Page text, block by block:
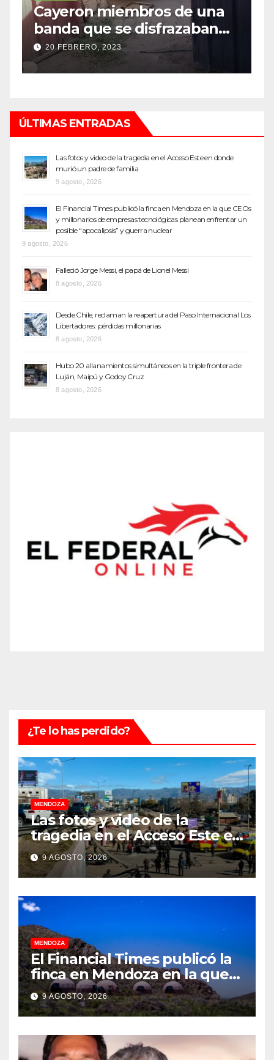
de una
disfrazaban
robar
Investigan un
robo millonario
top de Maipú
12 SEPTIEMBRE, 2022
ÚLTIMAS ENTRADAS
Las fotos y video de la tragedia en el Acceso Este en donde
murió un padre de familia
9 agosto, 2026
El Financial Times publicó la finca en Mendoza en la que CEOs
y millonarios de empresas tecnológicas planean enfrentar un
posible “apocalipsis” y guerra nuclear
9 agosto, 2026
Falleció Jorge Messi, el papá de Lionel Messi
8 agosto, 2026
Desde Chile, reclaman la reapertura del Paso Internacional Los
Libertadores: pérdidas millonarias
8 agosto, 2026
Hubo 20 allanamientos simultáneos en la triple frontera de
Luján, Maipú y Godoy Cruz
8 agosto, 2026
¿Te lo has perdido?
MENDOZA
Las fotos y video de la
tragedia en el Acceso Este en
donde murió un padre de
familia
9 AGOSTO, 2026
MENDOZA
El Financial Times publicó la
finca en Mendoza en la que
CEOs y millonarios de
empresas tecnológicas
planean enfrentar un posible
“apocalipsis” y guerra
nuclear
9 AGOSTO, 2026